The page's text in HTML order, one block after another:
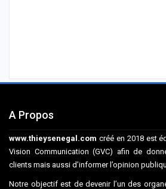
A Propos
www.thieysenegal.com créé en 2018 est
Vision Communication (GVC) afin de
clients mais aussi d’informer l’opinion
Notre objectif est de devenir l’un des